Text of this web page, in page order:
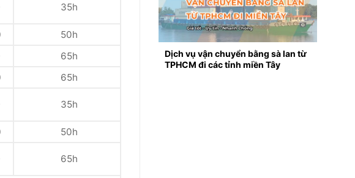
35h
50h
65h
65h
35h
50h
65h
Dịch vụ vận chuyển bằng sà lan từ
TPHCM đi các tỉnh miền Tây